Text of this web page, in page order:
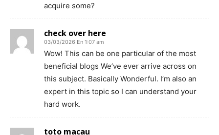
acquire some?
check over here
03/03/2026 En 1:07 am
Wow! This can be one particular of the most
beneficial blogs We’ve ever arrive across on
this subject. Basically Wonderful. I’m also an
expert in this topic so I can understand your
hard work.
toto macau